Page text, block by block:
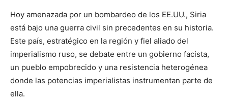
Hoy amenazada por un bombardeo de los EE.UU., Siria
está bajo una guerra civil sin precedentes en su historia.
Este país, estratégico en la región y fiel aliado del
imperialismo ruso, se debate entre un gobierno facista,
un pueblo empobrecido y una resistencia heterogénea
donde las potencias imperialistas instrumentan parte de
ella.